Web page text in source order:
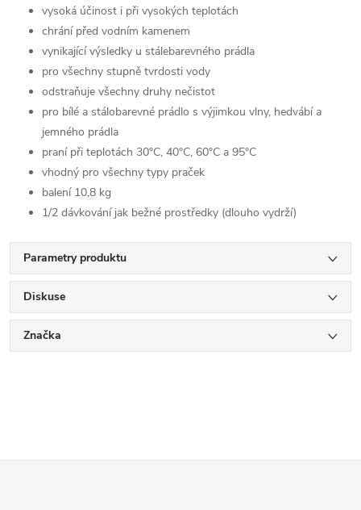
vysoká účinost i při vysokých teplotách
chrání před vodním kamenem
vynikající výsledky u stálebarevného prádla
pro všechny stupně tvrdosti vody
odstraňuje všechny druhy nečistot
pro bílé a stálobarevné prádlo s výjimkou vlny, hedvábí a
jemného prádla
praní při teplotách 30°C, 40°C, 60°C a 95°C
vhodný pro všechny typy praček
balení 10,8 kg
1/2 dávkování jak bežné prostředky (dlouho vydrží)
Parametry produktu
Diskuse
Značka